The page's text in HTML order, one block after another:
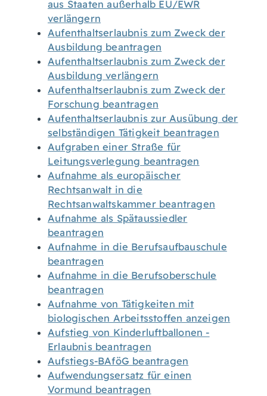
aus Staaten außerhalb EU/EWR
verlängern
Aufenthaltserlaubnis zum Zweck der
Ausbildung beantragen
Aufenthaltserlaubnis zum Zweck der
Ausbildung verlängern
Aufenthaltserlaubnis zum Zweck der
Forschung beantragen
Aufenthaltserlaubnis zur Ausübung der
selbständigen Tätigkeit beantragen
Aufgraben einer Straße für
Leitungsverlegung beantragen
Aufnahme als europäischer
Rechtsanwalt in die
Rechtsanwaltskammer beantragen
Aufnahme als Spätaussiedler
beantragen
Aufnahme in die Berufsaufbauschule
beantragen
Aufnahme in die Berufsoberschule
beantragen
Aufnahme von Tätigkeiten mit
biologischen Arbeitsstoffen anzeigen
Aufstieg von Kinderluftballonen -
Erlaubnis beantragen
Aufstiegs-BAföG beantragen
Aufwendungsersatz für einen
Vormund beantragen